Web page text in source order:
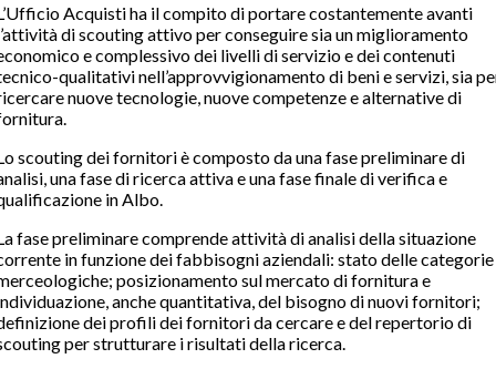
Acquisti ha il compito di portare costantemente avanti
di scouting attivo per conseguire sia un miglioramento
e complessivo dei livelli di servizio e dei contenuti
qualitativi nell’approvvigionamento di beni e servizi, sia
nuove tecnologie, nuove competenze e alternative di
scouting dei fornitori è composto da una fase preliminare di
una fase di ricerca attiva e una fase finale di verifica e
in Albo.
fase preliminare comprende attività di analisi della situazione
in funzione dei fabbisogni aziendali: stato delle categorie
posizionamento sul mercato di fornitura e
anche quantitativa, del bisogno di nuovi fornitori;
dei profili dei fornitori da cercare e del repertorio di
per strutturare i risultati della ricerca.